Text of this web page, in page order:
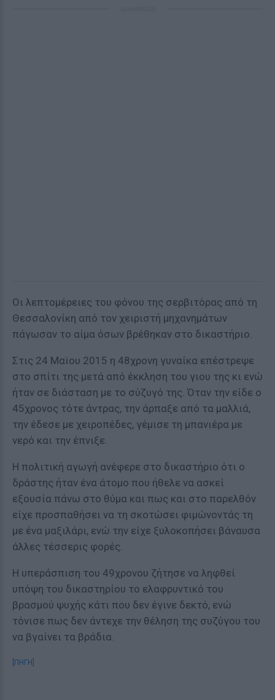
Οι λεπτομέρειες του φόνου της σερβιτόρας από τη
Θεσσαλονίκη από τον χειριστή μηχανημάτων
πάγωσαν το αίμα όσων βρέθηκαν στο δικαστήριο.
Στις 24 Μαϊου 2015 η 48χρονη γυναίκα επέστρεψε
στο σπίτι της μετά από έκκληση του γιου της κι ενώ
ήταν σε διάσταση με το σύζυγό της. Όταν την είδε ο
45χρονος τότε άντρας, την άρπαξε από τα μαλλιά,
την έδεσε με χειροπέδες, γέμισε τη μπανιέρα με
νερό και την έπνιξε.
Η πολιτική αγωγή ανέφερε στο δικαστήριο ότι ο
δράστης ήταν ένα άτομο που ήθελε να ασκεί
εξουσία πάνω στο θύμα και πως και στο παρελθόν
είχε προσπαθήσει να τη σκοτώσει φιμώνοντάς τη
με ένα μαξιλάρι, ενώ την είχε ξυλοκοπήσει βάναυσα
άλλες τέσσερις φορές.
Η υπεράσπιση του 49χρονου ζήτησε να ληφθεί
υπόψη του δικαστηρίου το ελαφρυντικό του
βρασμού ψυχής κάτι που δεν έγινε δεκτό, ενώ
τόνισε πως δεν άντεχε την θέληση της συζύγου του
να βγαίνει τα βράδια.
[ΠΗΓΗ]